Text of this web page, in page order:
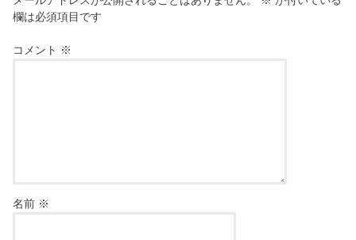
欄は必須項目です
コメント ※
名前 ※